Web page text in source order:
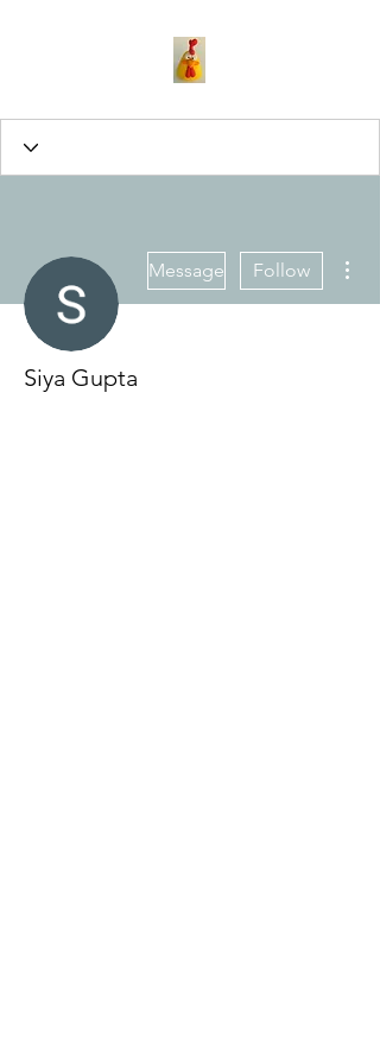
Message Follow
Siya Gupta